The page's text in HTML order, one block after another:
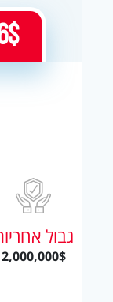
גבול
2,000,000$